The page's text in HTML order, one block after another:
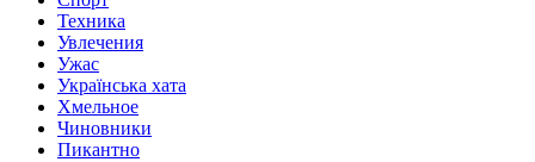
Техника
Увлечения
Ужас
Українська хата
Хмельное
Чиновники
Пикантно